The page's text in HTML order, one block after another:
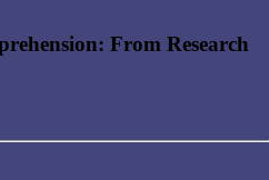
From Research